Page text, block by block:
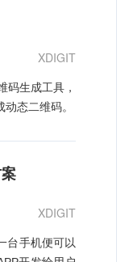
快得多呢。
能够有效的
，就能正确的
由于具有网
建议还是选择
，是全国最具
尖软件定制开
XDIGIT
码生成工具，
态二维码。
XDIGIT
手机便可以